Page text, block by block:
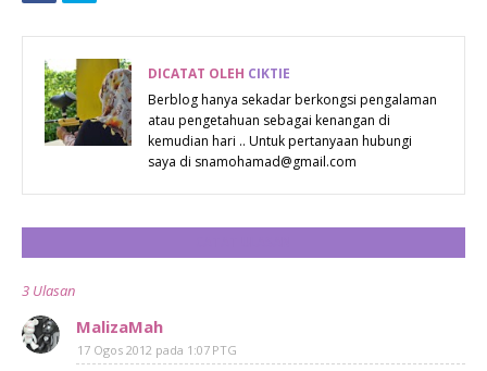
DICATAT OLEH CIKTIE
Berblog hanya sekadar berkongsi pengalaman
atau pengetahuan sebagai kenangan di
kemudian hari .. Untuk pertanyaan hubungi
saya di snamohamad@gmail.com
3 Ulasan
MalizaMah
17 Ogos 2012 pada 1:07 PTG